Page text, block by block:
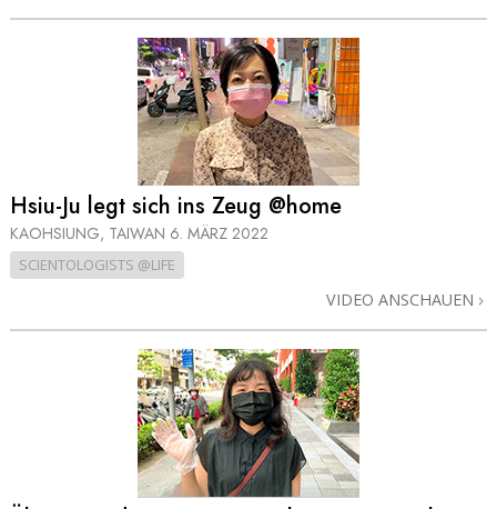
Hsiu-Ju legt sich ins Zeug @home
KAOHSIUNG, TAIWAN 6. MÄRZ 2022
SCIENTOLOGISTS @LIFE
VIDEO ANSCHAUEN